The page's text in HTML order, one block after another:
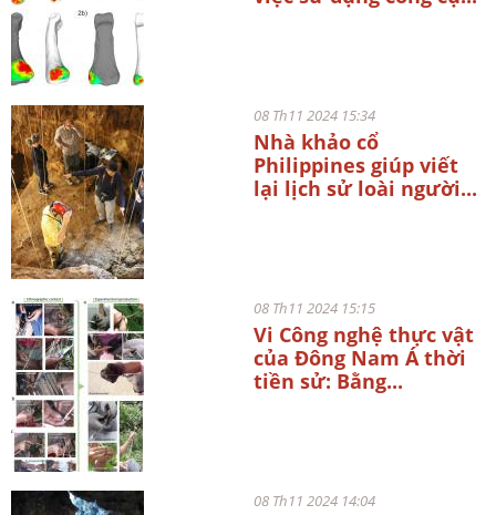
08 Th11 2024 15:34
Nhà khảo cổ
Philippines giúp viết
lại lịch sử loài người...
08 Th11 2024 15:15
Vi Công nghệ thực vật
của Đông Nam Á thời
tiền sử: Bằng...
08 Th11 2024 14:04